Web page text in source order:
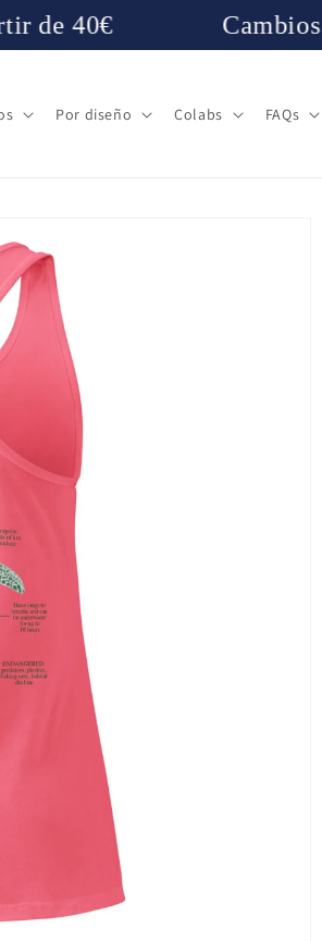
Cambios y
Por diseño Colabs FAQs